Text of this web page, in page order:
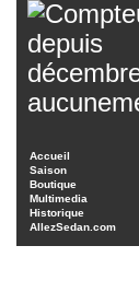
Accueil
Saison
Boutique
Multimedia
Historique
AllezSedan.com